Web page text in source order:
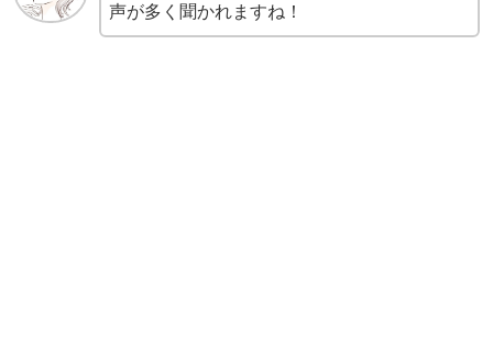
声が多く聞かれますね！